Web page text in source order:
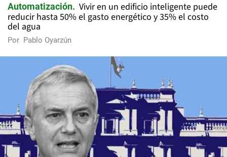
Automatización
Vivir en un edificio inteligente puede
reducir hasta 50% el gasto energético y 35% el costo
del agua
Por Pablo Oyarzún